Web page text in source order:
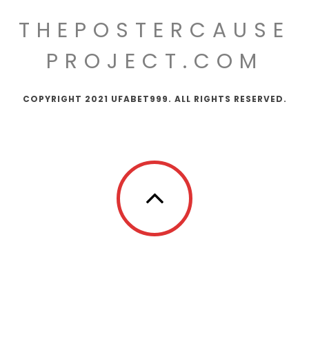
THEPOSTERCAUSE
PROJECT.COM
COPYRIGHT 2021 UFABET999. ALL RIGHTS RESERVED.